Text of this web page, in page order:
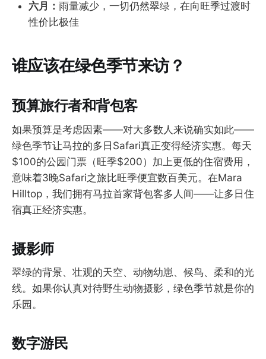
六月： 雨量减少，一切仍然翠绿，在向旺季过渡时
性价比极佳
谁应该在绿色季节来访？
预算旅行者和背包客
如果预算是考虑因素——对大多数人来说确实如此——
绿色季节让马拉的多日Safari真正变得经济实惠。每天
$100的公园门票（旺季$200）加上更低的住宿费用，
意味着3晚Safari之旅比旺季便宜数百美元。在Mara
Hilltop，我们拥有马拉首家背包客多人间——让多日住
宿真正经济实惠。
摄影师
翠绿的背景、壮观的天空、动物幼崽、候鸟、柔和的光
线。如果你认真对待野生动物摄影，绿色季节就是你的
乐园。
数字游民